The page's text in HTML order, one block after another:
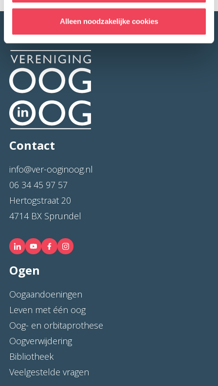
Alleen noodzakelijke cookies
Contact
info@ver-ooginoog.nl
06 34 45 97 57
Hertogstraat 20
4714 BX Sprundel
Ogen
Oogaandoeningen
Leven met één oog
Oog- en orbitaprothese
Oogverwijdering
Bibliotheek
Veelgestelde vragen